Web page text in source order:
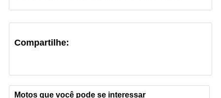
Compartilhe:
Motos que você pode se interessar